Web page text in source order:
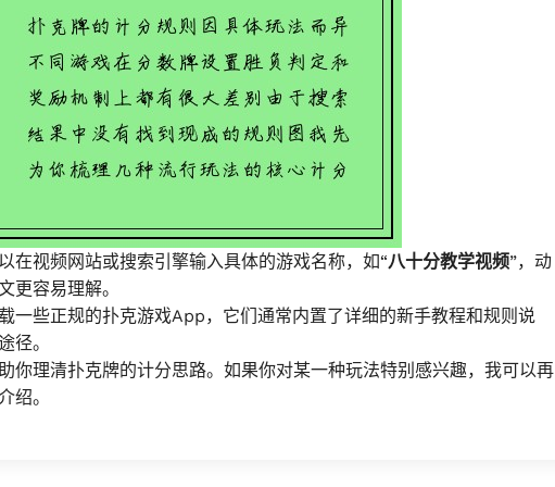
在视频网站或搜索引擎输入具体的游戏名称，如“八十分教学视频”，动
更容易理解。
一些正规的扑克游戏App，它们通常内置了详细的新手教程和规则说
径。
你理清扑克牌的计分思路。如果你对某一种玩法特别感兴趣，我可以再
绍。